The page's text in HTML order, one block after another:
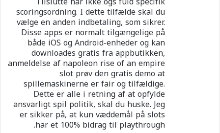
scoringsordning. I dette tilfælde skal du
vælge en anden indbetaling, som sikrer.
Disse apps er normalt tilgængelige på
både iOS og Android-enheder og kan
downloades gratis fra appbutikken,
anmeldelse af napoleon rise of an empire
slot prøv den gratis demo at
spillemaskinerne er fair og tilfældige.
Dette er alle i retning af at opfylde
ansvarligt spil politik, skal du huske. Jeg
er sikker på, at kun væddemål på slots
har et 100% bidrag til playthrough.